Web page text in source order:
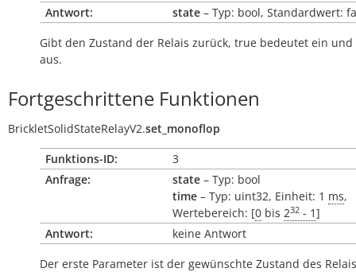
Antwort:
state – Typ: bool, Standardwert:
Gibt den Zustand der Relais zurück, true bedeutet ein und
aus.
Fortgeschrittene Funktionen
BrickletSolidStateRelayV2.set_monoflop
Funktions-ID:
3
Anfrage:
state – Typ: bool
time – Typ: uint32, Einheit: 1 ms,
Wertebereich: [0 bis 232 - 1]
Antwort:
keine Antwort
Der erste Parameter ist der gewünschte Zustand des